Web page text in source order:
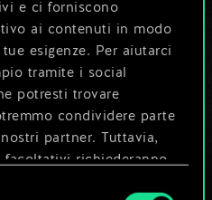
e ci forniscono
ai contenuti in modo
esigenze. Per aiutarci
tramite i social
potresti trovare
condividere parte
partner. Tuttavia,
richiederanno
altro!
mazzo